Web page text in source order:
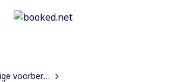
Domineestraat